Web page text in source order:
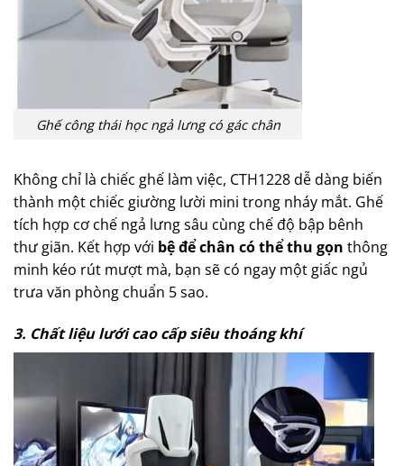
Ghế công thái học ngả lưng có gác chân
Không chỉ là chiếc ghế làm việc, CTH1228 dễ dàng biến
thành một chiếc giường lười mini trong nháy mắt. Ghế
tích hợp cơ chế ngả lưng sâu cùng chế độ bập bênh
thư giãn. Kết hợp với bệ để chân có thể thu gọn thông
minh kéo rút mượt mà, bạn sẽ có ngay một giấc ngủ
trưa văn phòng chuẩn 5 sao.
3. Chất liệu lưới cao cấp siêu thoáng khí